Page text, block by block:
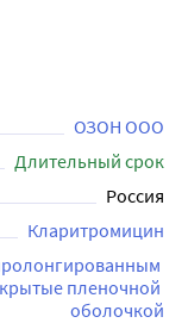
ОЗОН ООО
Длительный срок
Россия
Кларитромицин
пленочной
оболочкой